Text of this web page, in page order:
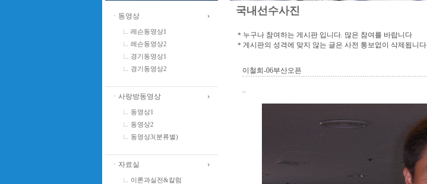
ㆍ동영상
레슨동영상1
레슨동영상2
경기동영상1
경기동영상2
ㆍ사랑방동영상
동영상1
동영상2
동영상3(분류별)
ㆍ자료실
이론과실전&칼럼
국내선수사진
＊누구나 참여하는 게시판 입니다. 많은 참여를 바랍니다
＊게시판의 성격에 맞지 않는 글은 사전 통보없이 삭제됩니다
이철희-06부산오픈
..